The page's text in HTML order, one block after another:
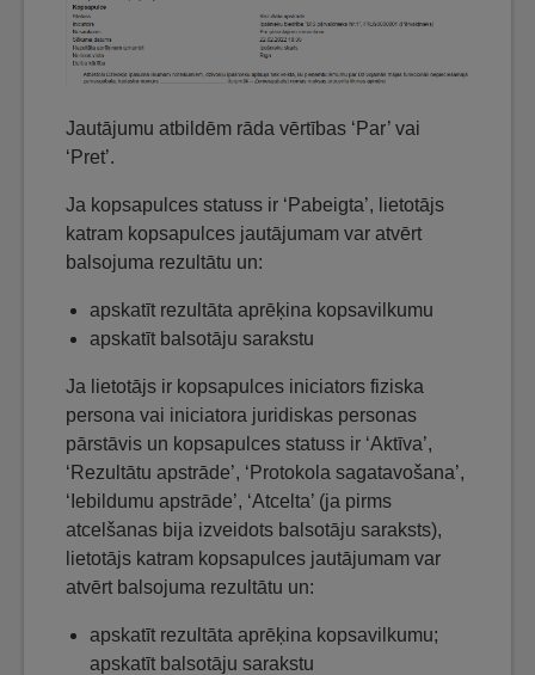
Jautājumu atbildēm rāda vērtības ‘Par’ vai
‘Pret’.
Ja kopsapulces statuss ir ‘Pabeigta’, lietotājs
katram kopsapulces jautājumam var atvērt
balsojuma rezultātu un:
apskatīt rezultāta aprēķina kopsavilkumu
apskatīt balsotāju sarakstu
Ja lietotājs ir kopsapulces iniciators fiziska
persona vai iniciatora juridiskas personas
pārstāvis un kopsapulces statuss ir ‘Aktīva’,
‘Rezultātu apstrāde’, ‘Protokola sagatavošana’,
‘Iebildumu apstrāde’, ‘Atcelta’ (ja pirms
atcelšanas bija izveidots balsotāju saraksts),
lietotājs katram kopsapulces jautājumam var
atvērt balsojuma rezultātu un:
apskatīt rezultāta aprēķina kopsavilkumu;
apskatīt balsotāju sarakstu